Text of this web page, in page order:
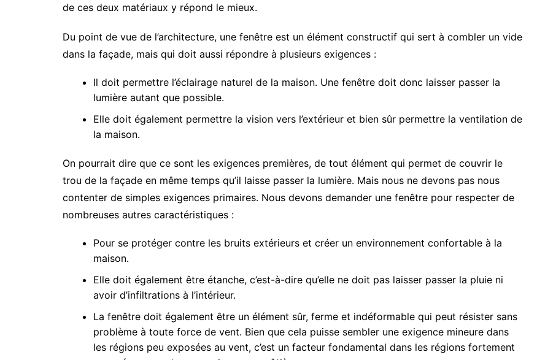
de ces deux matériaux y répond le mieux.
Du point de vue de l’architecture, une fenêtre est un élément constructif qui sert à combler un vide
dans la façade, mais qui doit aussi répondre à plusieurs exigences :
Il doit permettre l’éclairage naturel de la maison. Une fenêtre doit donc laisser passer la
lumière autant que possible.
Elle doit également permettre la vision vers l’extérieur et bien sûr permettre la ventilation de
la maison.
On pourrait dire que ce sont les exigences premières, de tout élément qui permet de couvrir le
trou de la façade en même temps qu’il laisse passer la lumière. Mais nous ne devons pas nous
contenter de simples exigences primaires. Nous devons demander une fenêtre pour respecter de
nombreuses autres caractéristiques :
Pour se protéger contre les bruits extérieurs et créer un environnement confortable à la
maison.
Elle doit également être étanche, c’est-à-dire qu’elle ne doit pas laisser passer la pluie ni
avoir d’infiltrations à l’intérieur.
La fenêtre doit également être un élément sûr, ferme et indéformable qui peut résister sans
problème à toute force de vent. Bien que cela puisse sembler une exigence mineure dans
les régions peu exposées au vent, c’est un facteur fondamental dans les régions fortement